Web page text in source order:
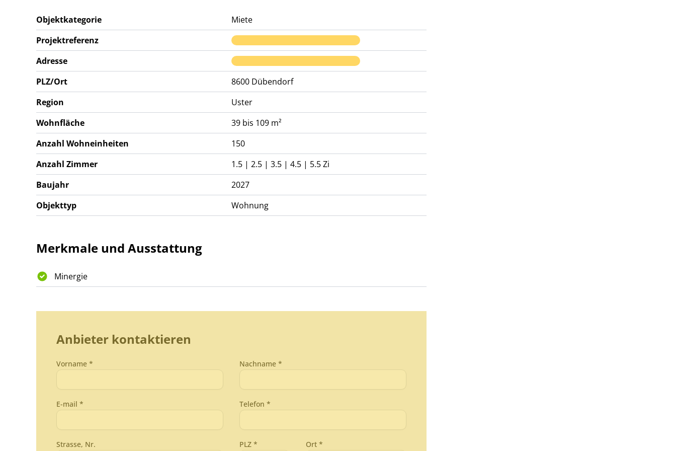
Objektkategorie
Miete
Projektreferenz
Adresse
PLZ/Ort
8600 Dübendorf
Region
Uster
Wohnfläche
39 bis 109 m²
Anzahl Wohneinheiten
150
Anzahl Zimmer
1.5 | 2.5 | 3.5 | 4.5 | 5.5 Zi
Baujahr
2027
Objekttyp
Wohnung
Merkmale und Ausstattung
Minergie
Anbieter kontaktieren
Vorname * Nachname *
E-mail * Telefon *
Strasse, Nr. PLZ * Ort *